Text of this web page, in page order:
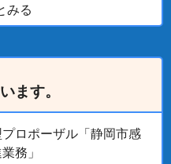
みる
ます。
プロポーザル「静岡市感
務」